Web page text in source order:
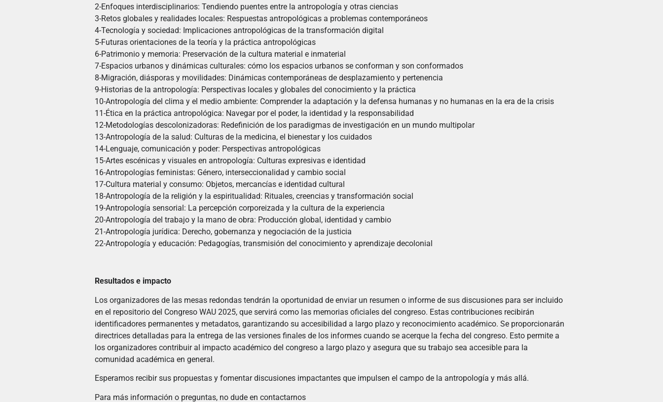
2-Enfoques interdisciplinarios: Tendiendo puentes entre la antropología y otras ciencias
3-Retos globales y realidades locales: Respuestas antropológicas a problemas contemporáneos
4-Tecnología y sociedad: Implicaciones antropológicas de la transformación digital
5-Futuras orientaciones de la teoría y la práctica antropológicas
6-Patrimonio y memoria: Preservación de la cultura material e inmaterial
7-Espacios urbanos y dinámicas culturales: cómo los espacios urbanos se conforman y son conformados
8-Migración, diásporas y movilidades: Dinámicas contemporáneas de desplazamiento y pertenencia
9-Historias de la antropología: Perspectivas locales y globales del conocimiento y la práctica
10-Antropología del clima y el medio ambiente: Comprender la adaptación y la defensa humanas y no humanas en la era de la crisis
11-Ética en la práctica antropológica: Navegar por el poder, la identidad y la responsabilidad
12-Metodologías descolonizadoras: Redefinición de los paradigmas de investigación en un mundo multipolar
13-Antropología de la salud: Culturas de la medicina, el bienestar y los cuidados
14-Lenguaje, comunicación y poder: Perspectivas antropológicas
15-Artes escénicas y visuales en antropología: Culturas expresivas e identidad
16-Antropologías feministas: Género, interseccionalidad y cambio social
17-Cultura material y consumo: Objetos, mercancías e identidad cultural
18-Antropología de la religión y la espiritualidad: Rituales, creencias y transformación social
19-Antropología sensorial: La percepción corporeizada y la cultura de la experiencia
20-Antropología del trabajo y la mano de obra: Producción global, identidad y cambio
21-Antropología jurídica: Derecho, gobernanza y negociación de la justicia
22-Antropología y educación: Pedagogías, transmisión del conocimiento y aprendizaje decolonial
Resultados e impacto
Los organizadores de las mesas redondas tendrán la oportunidad de enviar un resumen o informe de sus discusiones para ser incluido
en el repositorio del Congreso WAU 2025, que servirá como las memorias oficiales del congreso. Estas contribuciones recibirán
identificadores permanentes y metadatos, garantizando su accesibilidad a largo plazo y reconocimiento académico. Se proporcionarán
directrices detalladas para la entrega de las versiones finales de los informes cuando se acerque la fecha del congreso. Esto permite a
los organizadores contribuir al impacto académico del congreso a largo plazo y asegura que su trabajo sea accesible para la
comunidad académica en general.
Esperamos recibir sus propuestas y fomentar discusiones impactantes que impulsen el campo de la antropología y más allá.
Para más información o preguntas, no dude en contactarnos